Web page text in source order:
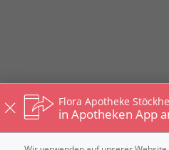
Flora Apotheke
in Apotheken App